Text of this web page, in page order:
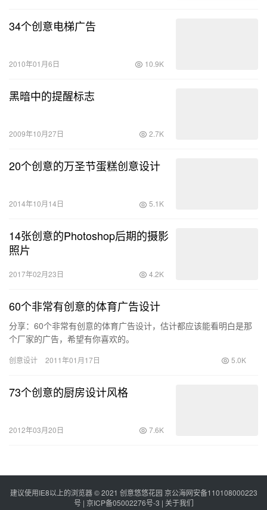
34个创意电梯广告
2010年01月6日 10.9K
黑暗中的提醒标志
2009年10月27日 2.7K
20个创意的万圣节蛋糕创意设计
2014年10月14日 5.1K
14张创意的Photoshop后期的摄影
照片
2017年02月23日 4.2K
60个非常有创意的体育广告设计
分享：60个非常有创意的体育广告设计，估计都应该能看明白是那
个厂家的广告，希望有你喜欢的。
创意设计 2011年01月17日 5.0K
73个创意的厨房设计风格
2012年03月20日 7.6K
建议使用IE8以上的浏览器 © 2021 创意悠悠花园 京公海网安备110108000223
号 | 京ICP备05002276号-3 | 关于我们